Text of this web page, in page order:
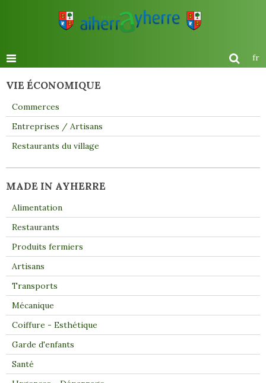
fr
VIE ÉCONOMIQUE
Commerces
Entreprises / Artisans
Restaurants du village
MADE IN AYHERRE
Alimentation
Restaurants
Produits fermiers
Artisans
Transports
Mécanique
Coiffure - Esthétique
Garde d'enfants
Santé